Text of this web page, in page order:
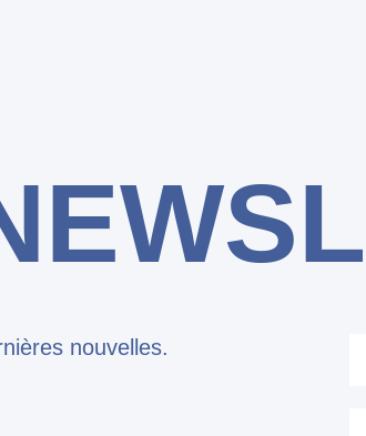
nouvelles.